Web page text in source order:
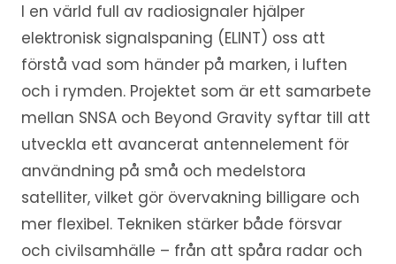
I en värld full av radiosignaler hjälper
elektronisk signalspaning (ELINT) oss att
förstå vad som händer på marken, i luften
och i rymden. Projektet som är ett samarbete
mellan SNSA och Beyond Gravity syftar till att
utveckla ett avancerat antennelement för
användning på små och medelstora
satelliter, vilket gör övervakning billigare och
mer flexibel. Tekniken stärker både försvar
och civilsamhälle – från att spåra radar och